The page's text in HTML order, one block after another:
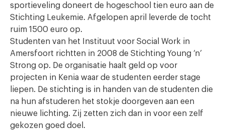
sportieveling doneert de hogeschool tien euro aan de
Stichting Leukemie. Afgelopen april leverde de tocht
ruim 1500 euro op.
Studenten van het Instituut voor Social Work in
Amersfoort richtten in 2008 de Stichting Young ‘n’
Strong op. De organisatie haalt geld op voor
projecten in Kenia waar de studenten eerder stage
liepen. De stichting is in handen van de studenten die
na hun afstuderen het stokje doorgeven aan een
nieuwe lichting. Zij zetten zich dan in voor een zelf
gekozen goed doel.